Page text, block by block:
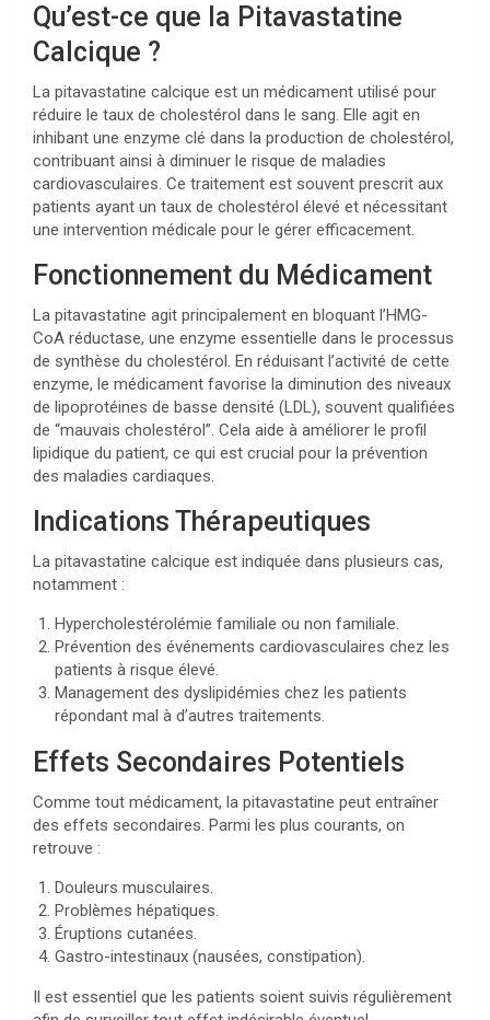
Qu’est-ce que la Pitavastatine
Calcique ?
La pitavastatine calcique est un médicament utilisé pour
réduire le taux de cholestérol dans le sang. Elle agit en
inhibant une enzyme clé dans la production de cholestérol,
contribuant ainsi à diminuer le risque de maladies
cardiovasculaires. Ce traitement est souvent prescrit aux
patients ayant un taux de cholestérol élevé et nécessitant
une intervention médicale pour le gérer efficacement.
Fonctionnement du Médicament
La pitavastatine agit principalement en bloquant l’HMG-
CoA réductase, une enzyme essentielle dans le processus
de synthèse du cholestérol. En réduisant l’activité de cette
enzyme, le médicament favorise la diminution des niveaux
de lipoprotéines de basse densité (LDL), souvent qualifiées
de “mauvais cholestérol”. Cela aide à améliorer le profil
lipidique du patient, ce qui est crucial pour la prévention
des maladies cardiaques.
Indications Thérapeutiques
La pitavastatine calcique est indiquée dans plusieurs cas,
notamment :
Hypercholestérolémie familiale ou non familiale.
Prévention des événements cardiovasculaires chez les
patients à risque élevé.
Management des dyslipidémies chez les patients
répondant mal à d’autres traitements.
Effets Secondaires Potentiels
Comme tout médicament, la pitavastatine peut entraîner
des effets secondaires. Parmi les plus courants, on
retrouve :
Douleurs musculaires.
Problèmes hépatiques.
Éruptions cutanées.
Gastro-intestinaux (nausées, constipation).
Il est essentiel que les patients soient suivis régulièrement